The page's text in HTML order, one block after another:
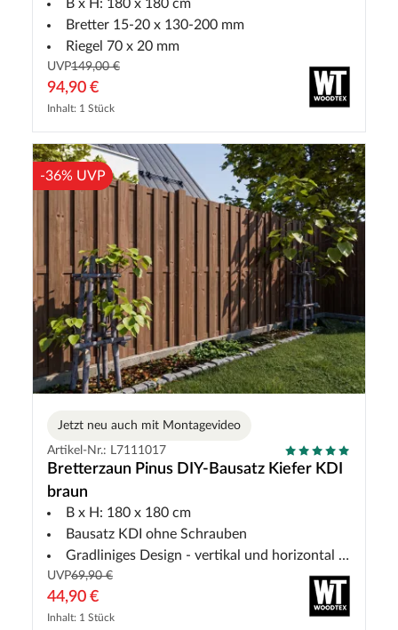
B x H: 180 x 180 cm
Bretter 15-20 x 130-200 mm
Riegel 70 x 20 mm
UVP149,00 €
94,90 €
Inhalt: 1 Stück
-36% UVP
Jetzt neu auch mit Montagevideo
Artikel-Nr.: L7111017
Bretterzaun Pinus DIY-Bausatz Kiefer KDI
braun
B x H: 180 x 180 cm
Bausatz KDI ohne Schrauben
Gradliniges Design - vertikal und horizontal montierbar
UVP69,90 €
44,90 €
Inhalt: 1 Stück